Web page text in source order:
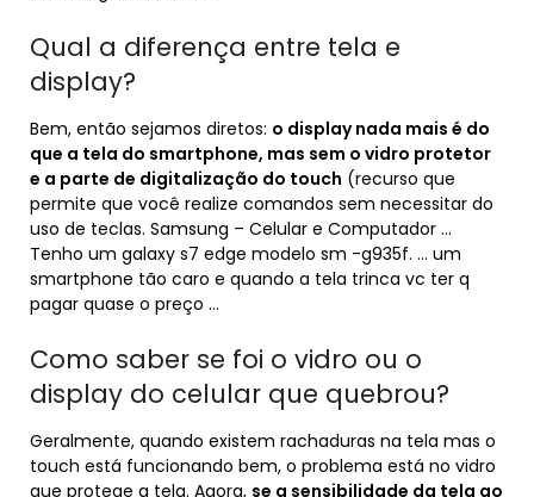
Qual a diferença entre tela e
display?
Bem, então sejamos diretos: o display nada mais é do
que a tela do smartphone, mas sem o vidro protetor
e a parte de digitalização do touch (recurso que
permite que você realize comandos sem necessitar do
uso de teclas. Samsung – Celular e Computador …
Tenho um galaxy s7 edge modelo sm -g935f. … um
smartphone tão caro e quando a tela trinca vc ter q
pagar quase o preço …
Como saber se foi o vidro ou o
display do celular que quebrou?
Geralmente, quando existem rachaduras na tela mas o
touch está funcionando bem, o problema está no vidro
que protege a tela. Agora, se a sensibilidade da tela ao